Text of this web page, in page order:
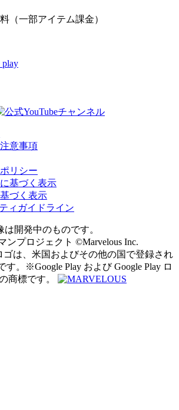
（一部アイテム課金）
意事項
リシー
基づく表示
づく表示
ィガイドライン
開発中のものです。
ンプロジェクト ©Marvelous Inc.
は、米国およびその他の国で登録され
す。※Google Play および Google Play ロ
商標です。